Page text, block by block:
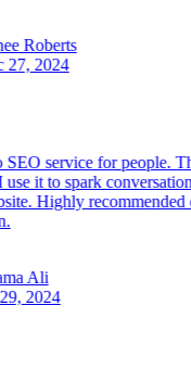
Roberts
2024
service for people.
it to spark
Highly recommended
Ali
2024